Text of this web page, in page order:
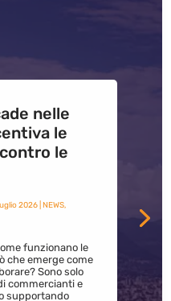
nelle
le
le
2026| NEWS,
funzionano le
che emerge come
Sono solo
commercianti e
supportando